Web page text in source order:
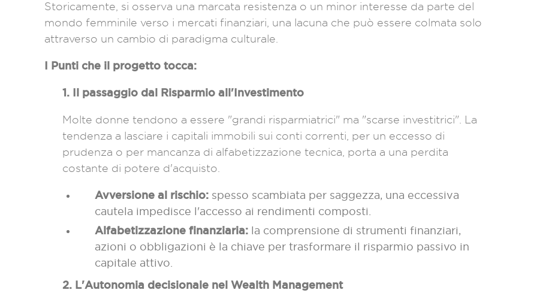
Storicamente, si osserva una marcata resistenza o un minor interesse da parte del
mondo femminile verso i mercati finanziari, una lacuna che può essere colmata solo
attraverso un cambio di paradigma culturale.
I Punti che il progetto tocca:
1. Il passaggio dal Risparmio all'Investimento
Molte donne tendono a essere "grandi risparmiatrici" ma "scarse investitrici". La
tendenza a lasciare i capitali immobili sui conti correnti, per un eccesso di
prudenza o per mancanza di alfabetizzazione tecnica, porta a una perdita
costante di potere d'acquisto.
Avversione al rischio: spesso scambiata per saggezza, una eccessiva
cautela impedisce l'accesso ai rendimenti composti.
Alfabetizzazione finanziaria: la comprensione di strumenti finanziari,
azioni o obbligazioni è la chiave per trasformare il risparmio passivo in
capitale attivo.
2. L'Autonomia decisionale nel Wealth Management